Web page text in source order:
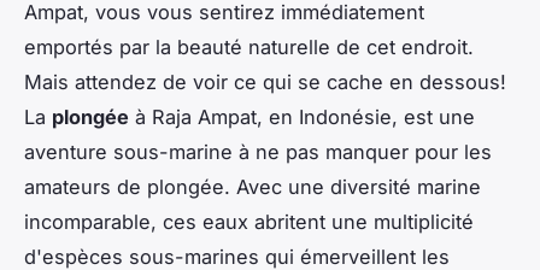
Ampat, vous vous sentirez immédiatement
emportés par la beauté naturelle de cet endroit.
Mais attendez de voir ce qui se cache en dessous!
La plongée à Raja Ampat, en Indonésie, est une
aventure sous-marine à ne pas manquer pour les
amateurs de plongée. Avec une diversité marine
incomparable, ces eaux abritent une multiplicité
d'espèces sous-marines qui émerveillent les